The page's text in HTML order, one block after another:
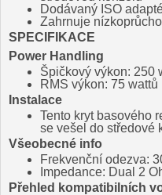
Dodávaný ISO
Zahrnuje
SPECIFIKACE
Power Handling
Špičkový výkon: 250
RMS výkon: 75 wattů
Instalace
Tento kryt basového
se vešel do středové
Všeobecné info
Frekvenční odezva:
Impedance: Dual 2
Přehled kompatibilních